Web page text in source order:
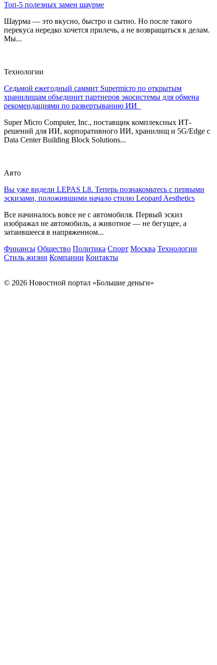
Топ-5 полезных замен шаурме
Шаурма — это вкусно, быстро и сытно. Но после такого
перекуса нередко хочется прилечь, а не возвращаться к делам.
Мы...
Технологии
Седьмой ежегодный саммит Supermicro по открытым
хранилищам объединит партнеров экосистемы для обмена
рекомендациями по развертыванию ИИ
Super Micro Computer, Inc., поставщик комплексных ИТ-
решений для ИИ, корпоративного ИИ, хранилищ и 5G/Edge с
Data Center Building Block Solutions...
Авто
Вы уже видели LEPAS L8. Теперь познакомьтесь с первыми
эскизами, положившими начало стилю Leopard Aesthetics
Все начиналось вовсе не с автомобиля. Первый эскиз
изображал не автомобиль, а животное — не бегущее, а
затаившееся в напряженном...
Финансы Общество Политика Спорт Москва Технологии
Стиль жизни Компании Контакты
© 2026 Новостной портал «Большие деньги»